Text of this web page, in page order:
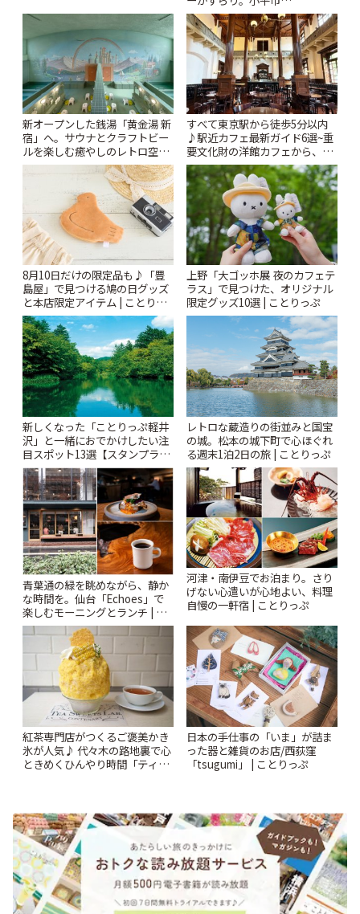
「Kimamaya T&K」 | ことりっ
ぷ
新オープンした銭湯「黄金湯 新
宿」へ。サウナとクラフトビー
ルを楽しむ癒やしのレトロ空間
| ことりっぷ
すべて東京駅から徒歩5分以内
♪駅近カフェ最新ガイド6選~重
要文化財の洋館カフェから、改
札すぐのレトロ喫茶まで~ | こと
りっぷ
8月10日だけの限定品も♪「豊
島屋」で見つける鳩の日グッズ
と本店限定アイテム | ことりっ
ぷ
上野「大ゴッホ展 夜のカフェテ
ラス」で見つけた、オリジナル
限定グッズ10選 | ことりっぷ
新しくなった「ことりっぷ軽井
沢」と一緒におでかけしたい注
目スポット13選【スタンプラリ
ー開催中】 | ことりっぷ
レトロな蔵造りの街並みと国宝
の城。松本の城下町で心ほぐれ
る週末1泊2日の旅 | ことりっぷ
青葉通の緑を眺めながら、静か
な時間を。仙台「Echoes」で
楽しむモーニングとランチ | こ
とりっぷ
河津・南伊豆でお泊まり。さり
げない心遣いが心地よい、料理
自慢の一軒宿 | ことりっぷ
紅茶専門店がつくるご褒美かき
氷が人気♪ 代々木の路地裏で心
ときめくひんやり時間「ティー
日本の手仕事の「いま」が詰ま
った器と雑貨のお店/西荻窪
「tsugumi」 | ことりっぷ